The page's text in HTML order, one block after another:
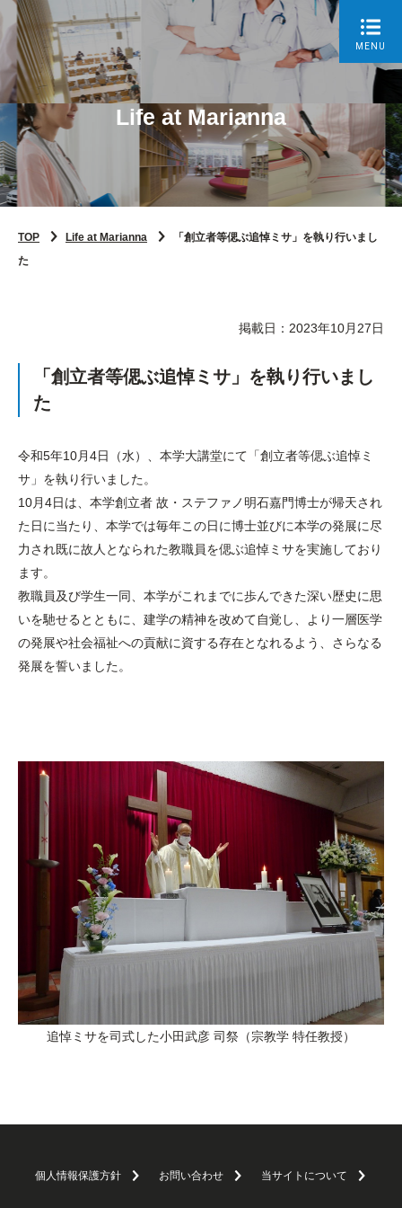
MENU
Life at Marianna
TOP Life at Marianna
「創立者等偲ぶ追悼ミサ」を執り行いまし
た
掲載日：2023年10月27日
「創立者等偲ぶ追悼ミサ」を執り行いまし
た
令和5年10月4日（水）、本学大講堂にて「創立者等偲ぶ追悼ミ
サ」を執り行いました。
10月4日は、本学創立者 故・ステファノ明石嘉門博士が帰天され
た日に当たり、本学では毎年この日に博士並びに本学の発展に尽
力され既に故人となられた教職員を偲ぶ追悼ミサを実施しており
ます。
教職員及び学生一同、本学がこれまでに歩んできた深い歴史に思
いを馳せるとともに、建学の精神を改めて自覚し、より一層医学
の発展や社会福祉への貢献に資する存在となれるよう、さらなる
発展を誓いました。
追悼ミサを司式した小田武彦 司祭（宗教学 特任教授）
個人情報保護方針 お問い合わせ 当サイトについて